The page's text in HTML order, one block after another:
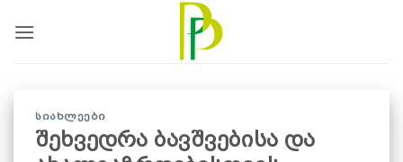
ᲡᲘᲐᲮᲚᲔᲔᲑᲘ
შეხვედრა ბავშვებისა და